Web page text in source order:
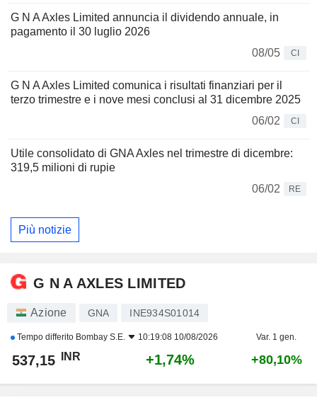
G N A Axles Limited annuncia il dividendo annuale, in
pagamento il 30 luglio 2026
08/05
CI
G N A Axles Limited comunica i risultati finanziari per il
terzo trimestre e i nove mesi conclusi al 31 dicembre 2025
06/02
CI
Utile consolidato di GNA Axles nel trimestre di dicembre:
319,5 milioni di rupie
06/02
RE
Più notizie
G N A AXLES LIMITED
Azione GNA INE934S01014
Tempo differito Bombay S.E. 10:19:08 10/08/2026 Var. 1 gen.
537,15 INR +1,74% +80,10%